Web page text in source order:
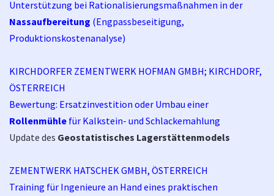
Unterstützung bei Rationalisierungsmaßnahmen in der
Nassaufbereitung (Engpassbeseitigung,
Produktionskostenanalyse)
KIRCHDORFER ZEMENTWERK HOFMAN GMBH; KIRCHDORF,
ÖSTERREICH
Bewertung: Ersatzinvestition oder Umbau einer
Rollenmühle für Kalkstein- und Schlackemahlung
Update des Geostatistisches Lagerstättenmodels
ZEMENTWERK HATSCHEK GMBH, ÖSTERREICH
Training für Ingenieure an Hand eines praktischen